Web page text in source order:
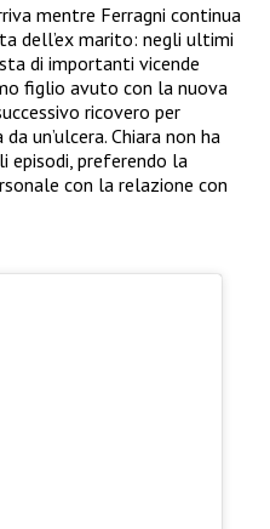
mentre Ferragni continua
dell’ex marito: negli ultimi
di importanti vicende
figlio avuto con la nuova
ricovero per
un’ulcera. Chiara non ha
episodi, preferendo la
con la relazione con